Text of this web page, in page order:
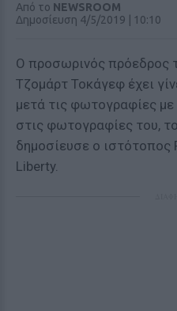
Από το NEWSROOM
Δημοσίευση 4/5/2019 | 10:10
Ο προσωρινός πρόεδρος
Τζομάρτ Τοκάγεφ έχει
μετά τις φωτογραφίες
στις φωτογραφίες του,
δημοσίευσε ο ιστότοπος
Liberty.